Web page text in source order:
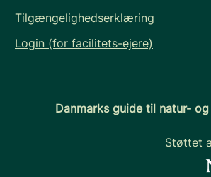
Tilgængelighedserklæring
Login (for facilitets-ejere)
Danmarks guide til natur-
Støttet